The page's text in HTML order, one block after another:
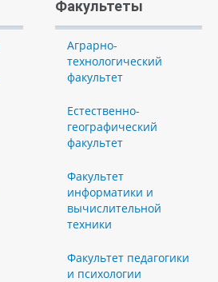
Факультеты
Аграрно-
технологический
факультет
Естественно-
географический
факультет
Факультет
информатики и
вычислительной
техники
Факультет педагогики
и психологии